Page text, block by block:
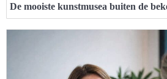
De mooiste kunstmusea buiten de